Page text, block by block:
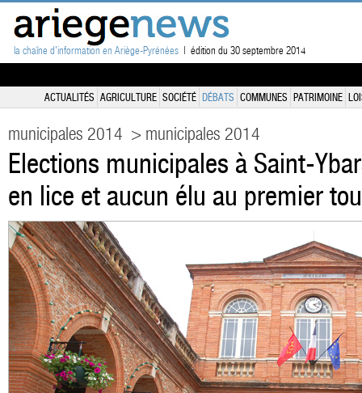
la chaîne d'information en Ariège-Pyrénées | édition du 30 septembre 2014
ACTUALITÉS AGRICULTURE SOCIÉTÉ DÉBATS COMMUNES PATRIMOINE
municipales 2014 > municipales 2014
Elections municipales à Saint-
en lice et aucun élu au premier